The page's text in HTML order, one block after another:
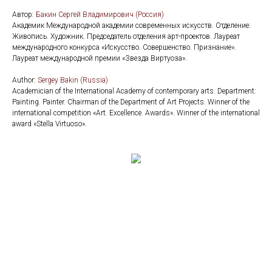
Автор: Бакин Сергей Владимирович (Россия)
Академик Международной академии современных искусств. Отделение:
Живопись. Художник. Председатель отделения арт-проектов. Лауреат
международного конкурса «Искусство. Совершенство. Признание».
Лауреат международной премии «Звезда Виртуоза».
Аuthor: Sergey Bakin (Russia)
Academician of the International Academy of contemporary arts. Department:
Painting. Painter. Chairman of the Department of Art Projects. Winner of the
international competition «Art. Excellence. Awards». Winner of the international
award «Stella Virtuoso».